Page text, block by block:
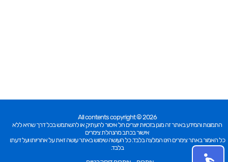
All contents copyright © 2026
התמונות והמידע באתר זה מוגן בזכויות יוצרים חל איסור להעתיק או להשתמש בכל דרך שהיא ללא
אישור בכתב מהנהלת צימרים
כל האמור באתר צימרים הינו המלצה בלבד. כל העושה שימוש באתר עושה זאת על אחריותו ועל דעתו
בלבד.